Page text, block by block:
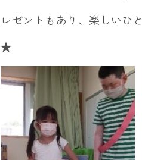
レゼントもあり、楽しいひ
★